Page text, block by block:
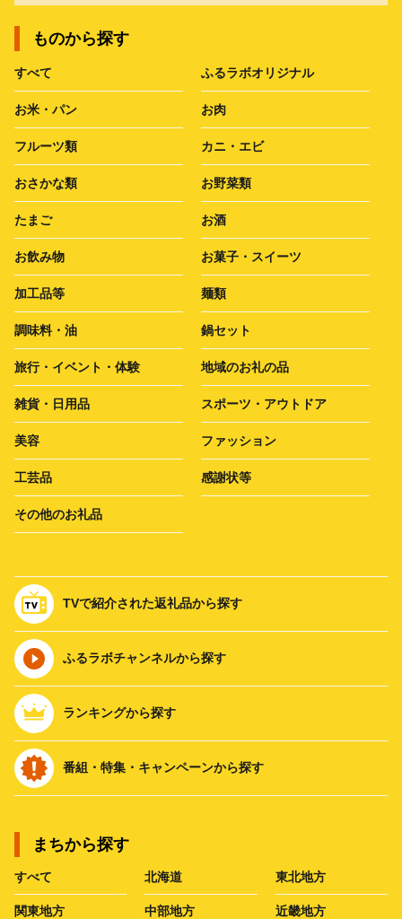
ものから探す
すべて ふるラボオリジナル
お米・パン お肉
フルーツ類 カニ・エビ
おさかな類 お野菜類
たまご お酒
お飲み物 お菓子・スイーツ
加工品等 麺類
調味料・油 鍋セット
旅行・イベント・体験 地域のお礼の品
雑貨・日用品 スポーツ・アウトドア
美容 ファッション
工芸品 感謝状等
その他のお礼品
TVで紹介された返礼品から探す
ふるラボチャンネルから探す
ランキングから探す
番組・特集・キャンペーンから探す
まちから探す
すべて 北海道 東北地方
関東地方 中部地方 近畿地方